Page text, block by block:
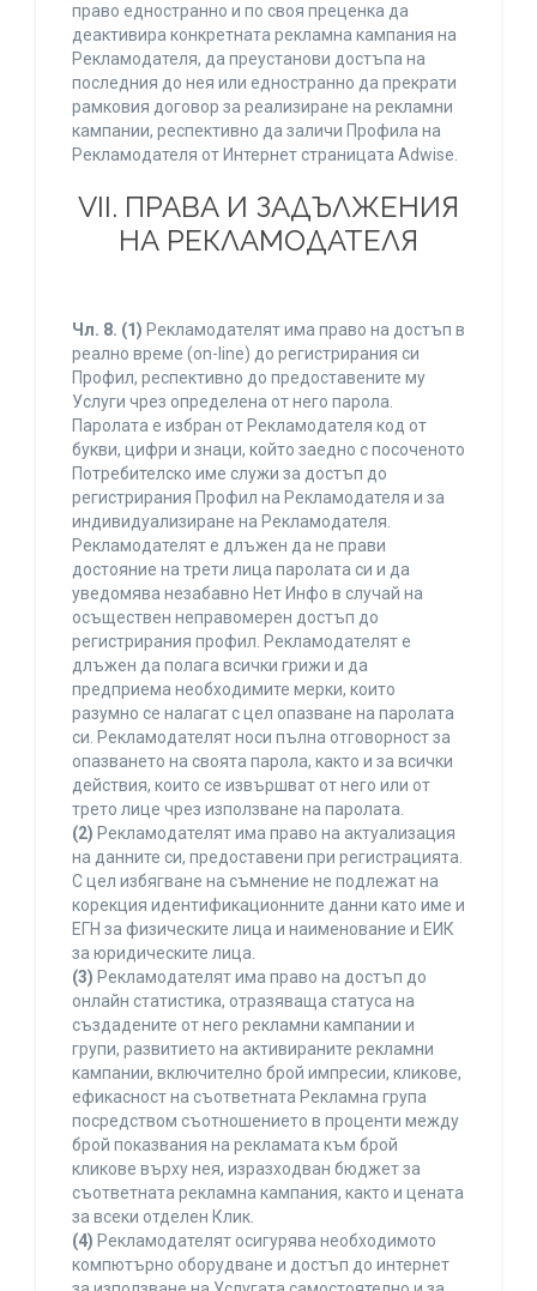
право едностранно и по своя преценка да
деактивира конкретната рекламна кампания на
Рекламодателя, да преустанови достъпа на
последния до нея или едностранно да прекрати
рамковия договор за реализиране на рекламни
кампании, респективно да заличи Профила на
Рекламодателя от Интернет страницата Adwise.
VII. ПРАВА И ЗАДЪЛЖЕНИЯ
НА РЕКЛАМОДАТЕЛЯ
Чл. 8. (1) Рекламодателят има право на достъп в
реално време (on-line) до регистрирания си
Профил, респективно до предоставените му
Услуги чрез определена от него парола.
Паролата е избран от Рекламодателя код от
букви, цифри и знаци, който заедно с посоченото
Потребителско име служи за достъп до
регистрирания Профил на Рекламодателя и за
индивидуализиране на Рекламодателя.
Рекламодателят е длъжен да не прави
достояние на трети лица паролата си и да
уведомява незабавно Нет Инфо в случай на
осъществен неправомерен достъп до
регистрирания профил. Рекламодателят е
длъжен да полага всички грижи и да
предприема необходимите мерки, които
разумно се налагат с цел опазване на паролата
си. Рекламодателят носи пълна отговорност за
опазването на своята парола, както и за всички
действия, които се извършват от него или от
трето лице чрез използване на паролата.
(2) Рекламодателят има право на актуализация
на данните си, предоставени при регистрацията.
С цел избягване на съмнение не подлежат на
корекция идентификационните данни като име и
ЕГН за физическите лица и наименование и ЕИК
за юридическите лица.
(3) Рекламодателят има право на достъп до
онлайн статистика, отразяваща статуса на
създадените от него рекламни кампании и
групи, развитието на активираните рекламни
кампании, включително брой импресии, кликове,
ефикасност на съответната Рекламна група
посредством съотношението в проценти между
брой показвания на рекламата към брой
кликове върху нея, изразходван бюджет за
съответната рекламна кампания, както и цената
за всеки отделен Клик.
(4) Рекламодателят осигурява необходимото
компютърно оборудване и достъп до интернет